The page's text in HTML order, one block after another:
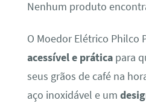
Nenhum produto
O Moedor Elétrico Philco
acessível e práticapara
seus grãos de café na
aço inoxidável e um